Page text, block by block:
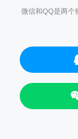
微信和QQ是两个